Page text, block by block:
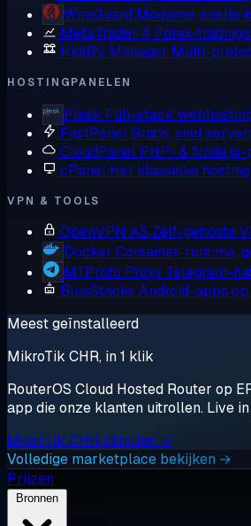
WireGuard Moderne, snelle
MetaTrader 4 Forex-
Hiddify Manager Multi-
HOSTINGPANELEN
Plesk Full-stack
FastPanelGratis, snel
CloudPanel PHP- &
cPanel Het klassieke
VPN & TOOLS
OpenVPN AS Zelf-gehoste
Docker Container-runtime,
MTProto Proxy Telegram-
BlueStacks Android-apps op
Meest geïnstalleerd
MikroTik CHR, in 1 klik
RouterOS Cloud Hosted Router op
app die onze klanten uitrollen. Live
MikroTik CHR uitrollen →
Volledige marketplace bekijken →
Prijzen